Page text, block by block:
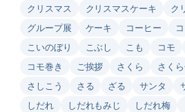
クリスマス
クリスマスケーキ
ク
グループ展
ケーキ コーヒー
こいのぼり
こぶし こも コモ
コモ巻き
ご挨拶 さくら さく
さしこう
さる ざる サンタ
しだれ
しだれもみじ しだれ梅